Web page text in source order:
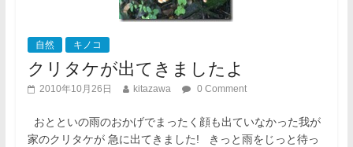
自然 キノコ
クリタケが出てきましたよ
2010年10月26日 kitazawa 0 Comment
おとといの雨のおかげでまったく顔も出ていなかった我が
家のクリタケが 急に出てきました! きっと雨をじっと待っ